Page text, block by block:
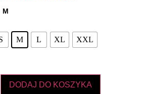
M
M L XL XXL
DODAJ DO KOSZYKA